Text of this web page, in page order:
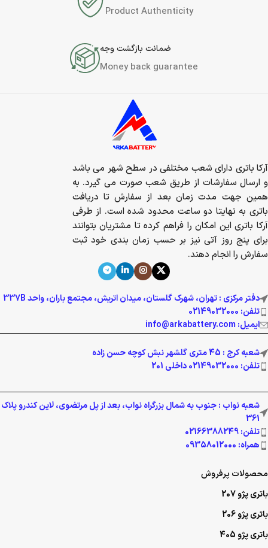
Product Authenticity
ضمانت بازگشت وجه
Money back guarantee
آرکا باتری دارای شعب مختلفی در سطح شهر می باشد
و ارسال سفارشات از طریق شعب صورت می گیرد. به
همین جهت مدت زمان بعد از سفارش تا دریافت
باتری به نهایتا دو ساعت محدود شده است. از طرفی
آرکا باتری این امکان را فراهم کرده تا مشتریان بتوانند
برای پنج روز آتی نیز بر حسب زمان بندی خود ثبت
سفارش را انجام دهند.
دفتر مرکزی : تهران، شهرک گلستان، میدان اتریش، مجتمع باران، واحد 337B
تلفن: 02149032000
ایمیل: info@arkabattery.com
شعبه کرج : 45 متری گلشهر نبش کوچه حسن زاده
تلفن: 02149032000 داخلی 201
شعبه نواب : جنوب به شمال بزرگراه نواب، بعد از پل مرتضوی، لاین کندرو پلاک
361
تلفن: 02166388249
همراه: 09358012000
محصولات پرفروش
باتری پژو 207
باتری پژو 206
باتری پژو 405